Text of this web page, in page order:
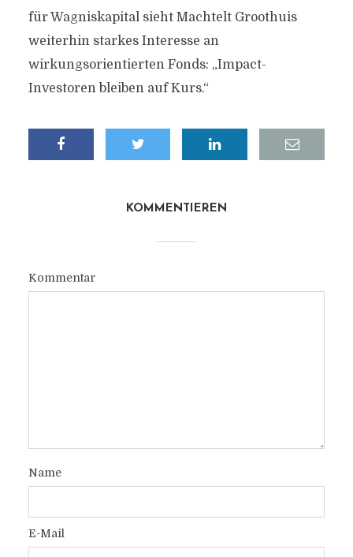
für Wagniskapital sieht Machtelt Groothuis
weiterhin starkes Interesse an
wirkungsorientierten Fonds: „Impact-
Investoren bleiben auf Kurs.“
KOMMENTIEREN
Kommentar
Name
E-Mail